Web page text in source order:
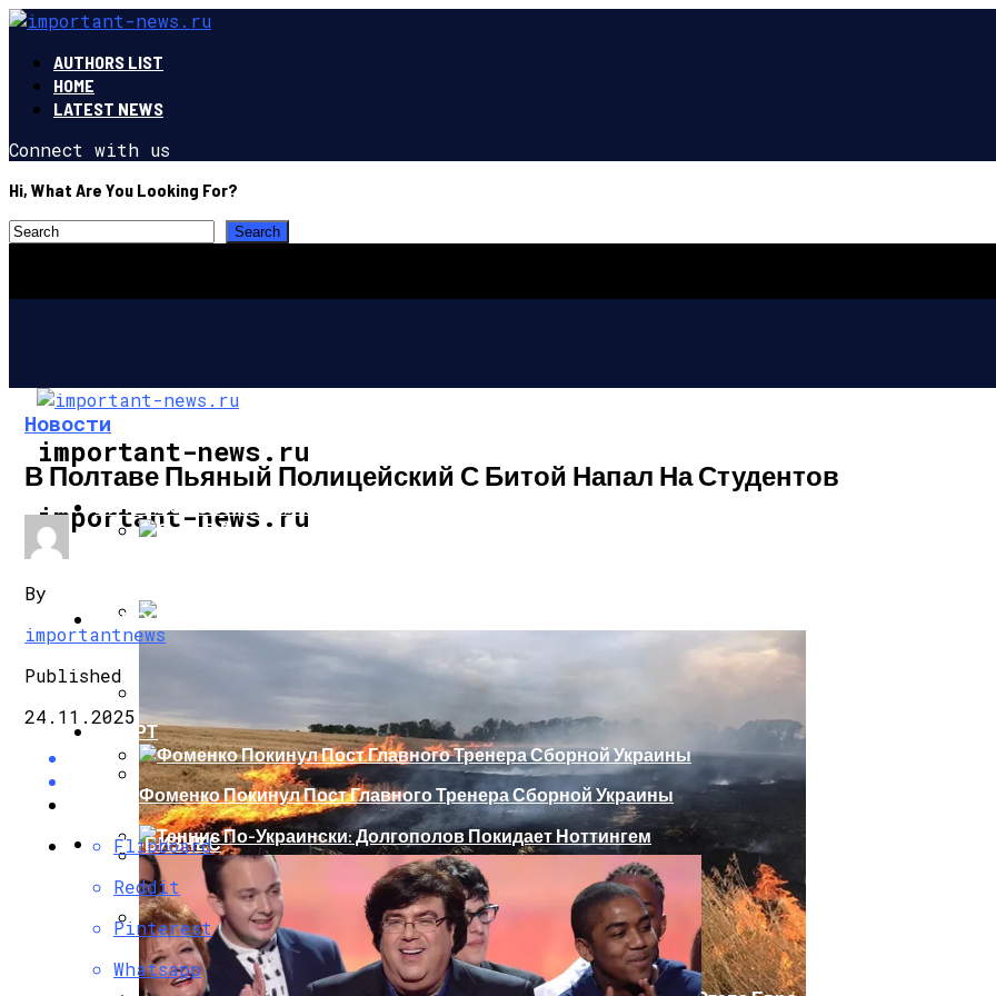
AUTHORS LIST
HOME
LATEST NEWS
Connect with us
Hi, What Are You Looking For?
important-news.ru
important-news.ru
ИНТЕРЕСНОЕ И ПОЗНАВАТЕЛЬНОЕ
В Сети Высмеяли Свадебный Подарок Путина Главе МИД Австрии
«Князь, Где Вы Шлялись»: В Сети Высмеяли Российский Лайнер, «заблудившийся» В Крыму
Репетицию Парада В Киеве Высмеяли Веселыми Фотожабами
В Швеции Белый Медведь Застрял В Окне Отеля, Знатно Позавтракав
НОВОСТИ
СПОРТ
Фоменко Покинул Пост Главного Тренера Сборной Украины
Теннис По-Украински: Долгополов Покидает Ноттингем
Роналду Остается В «Реале» До 2020 Года
ШОУ-БИЗНЕС
Новости
В Полтаве Пьяный Полицейский С Битой Напал На Студентов
By
importantnews
Published
24.11.2025
Flipboard
Reddit
Pinterest
Whatsapp